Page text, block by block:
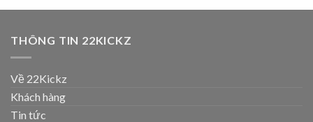
THÔNG TIN 22KICKZ
Về 22Kickz
Khách hàng
Tin tức